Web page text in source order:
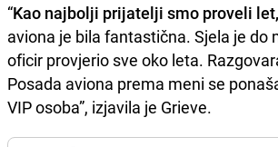
“Kao najbolji prijatelji smo proveli let,
aviona je bila fantastična. Sjela je do
oficir provjerio sve oko leta.
Posada aviona prema meni se
VIP osoba”, izjavila je Grieve.